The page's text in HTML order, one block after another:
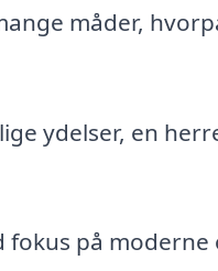
måder,
ydelser, en
på moderne